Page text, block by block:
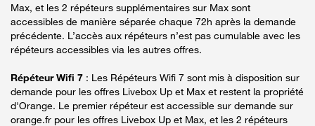
Max, et les 2 répéteurs supplémentaires sur Max sont
accessibles de manière séparée chaque 72h après la demande
précédente. L’accès aux répéteurs n’est pas cumulable avec les
répéteurs accessibles via les autres offres.
Répéteur Wifi 7 : Les Répéteurs Wifi 7 sont mis à disposition sur
demande pour les offres Livebox Up et Max et restent la propriété
d'Orange. Le premier répéteur est accessible sur demande sur
orange.fr pour les offres Livebox Up et Max, et les 2 répéteurs